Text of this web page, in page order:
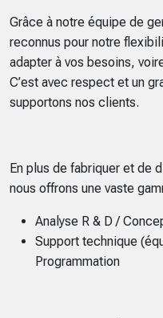
Grâce à notre équipe de
reconnus pour notre
adapter à vos besoins,
C’est avec respect et un
supportons nos clients.
En plus de fabriquer et de
nous offrons une vaste
Analyse R & D /
Support technique
Programmation